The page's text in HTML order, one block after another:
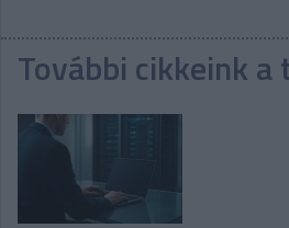
További cikkeink a